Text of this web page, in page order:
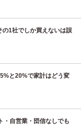
1社でしか買えないは誤
と20%で家計はどう変
・自営業・団信なしでも